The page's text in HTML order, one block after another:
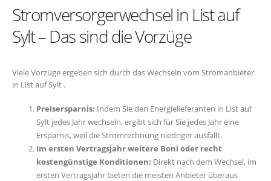
Stromversorgerwechsel in List auf
Sylt – Das sind die Vorzüge
Viele Vorzüge ergeben sich durch das Wechseln vom Stromanbieter
in List auf Sylt .
Preisersparnis: Indem Sie den Energielieferanten in List auf
Sylt jedes Jahr wechseln, ergibt sich für Sie jedes Jahr eine
Ersparnis, weil die Stromrechnung niedriger ausfällt.
Im ersten Vertragsjahr weitere Boni oder recht
kostengünstige Konditionen: Direkt nach dem Wechsel, im
ersten Vertragsjahr bieten die meisten Anbieter überaus